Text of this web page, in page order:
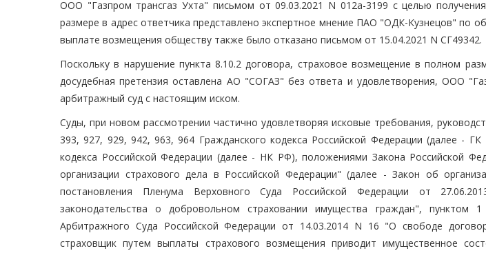
ООО "Газпром трансгаз Ухта" письмом от 09.03.2021 N 012а-3199 с целью
размере в адрес ответчика представлено экспертное мнение ПАО "ОДК-Кузнецов" по
выплате возмещения обществу также было отказано письмом от 15.04.2021 N СГ49342.
Поскольку в нарушение пункта 8.10.2 договора, страховое возмещение в полном
досудебная претензия оставлена АО "СОГАЗ" без ответа и удовлетворения, ООО
арбитражный суд с настоящим иском.
Суды, при новом рассмотрении частично удовлетворяя исковые требования,
393, 927, 929, 942, 963, 964 Гражданского кодекса Российской Федерации (далее -
кодекса Российской Федерации (далее - НК РФ), положениями Закона Российской
организации страхового дела в Российской Федерации" (далее - Закон об
постановления Пленума Верховного Суда Российской Федерации от
законодательства о добровольном страховании имущества граждан", пунктом
Арбитражного Суда Российской Федерации от 14.03.2014 N 16 "О свободе
страховщик путем выплаты страхового возмещения приводит имущественное